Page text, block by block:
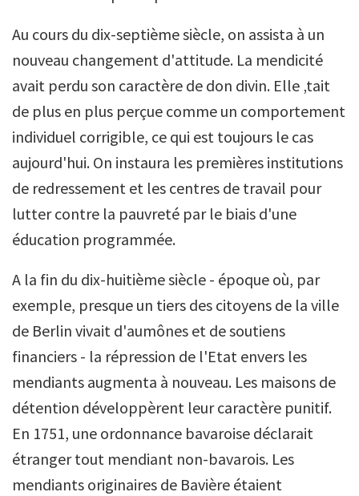
Au cours du dix-septième siècle, on assista à un
nouveau changement d'attitude. La mendicité
avait perdu son caractère de don divin. Elle ‚tait
de plus en plus perçue comme un comportement
individuel corrigible, ce qui est toujours le cas
aujourd'hui. On instaura les premières institutions
de redressement et les centres de travail pour
lutter contre la pauvreté par le biais d'une
éducation programmée.
A la fin du dix-huitième siècle - époque où, par
exemple, presque un tiers des citoyens de la ville
de Berlin vivait d'aumônes et de soutiens
financiers - la répression de l'Etat envers les
mendiants augmenta à nouveau. Les maisons de
détention développèrent leur caractère punitif.
En 1751, une ordonnance bavaroise déclarait
étranger tout mendiant non-bavarois. Les
mendiants originaires de Bavière étaient